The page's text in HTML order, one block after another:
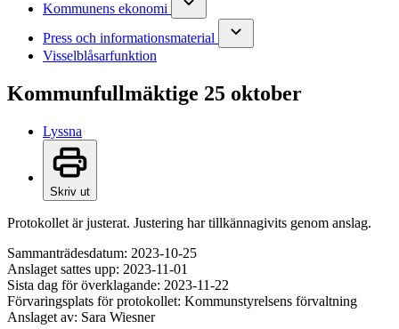
Kommunens ekonomi
Press och informationsmaterial
Visselblåsarfunktion
Kommunfullmäktige 25 oktober
Lyssna
Skriv ut
Protokollet är justerat. Justering har tillkännagivits genom anslag.
Sammanträdesdatum: 2023-10-25
Anslaget sattes upp: 2023-11-01
Sista dag för överklagande: 2023-11-22
Förvaringsplats för protokollet: Kommunstyrelsens förvaltning
Anslaget av: Sara Wiesner